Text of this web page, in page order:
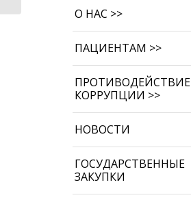
О НАС >>
ПАЦИЕНТАМ >>
ПРОТИВОДЕЙСТВИЕ
КОРРУПЦИИ >>
НОВОСТИ
ГОСУДАРСТВЕННЫЕ
ЗАКУПКИ